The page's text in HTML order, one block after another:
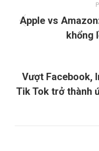
navigation
Apple vs
khổng
Vượt Facebook,
Tik Tok trở thành